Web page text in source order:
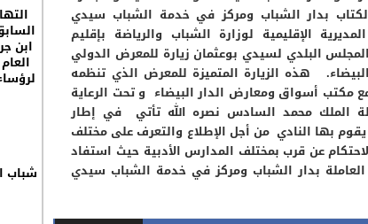
ابن
شباب
بدار الشباب ومركز في خدمة الشباب سيدي
الإقليمية لوزارة الشباب والرياضة بإقليم
البلدي لسيدي بوعثمان زيارة للمعرض الدولي
هذه الزيارة المتميزة للمعرض الذي تنظمه
مكتب أسواق ومعارض الدار البيضاء و تحت الرعاية
الملك محمد السادس نصره الله تأتي في إطار
يقوم بها النادي من أجل الإطلاع والتعرف على مختلف
عن قرب بمختلف المدارس الأدبية حيث استفاد
العاملة بدار الشباب ومركز في خدمة الشباب سيدي